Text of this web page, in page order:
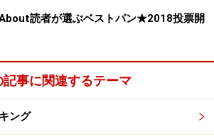
読者が選ぶベストパン★2018投票開
記事に関連するテーマ
ング